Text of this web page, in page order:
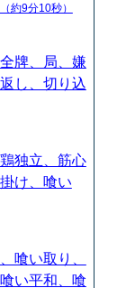
（約9分10秒）
牌、局、嫌
し、切り込
独立、筋心
け、喰い
喰い取り、
い平和、喰